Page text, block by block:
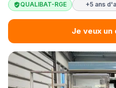
QUALIBAT-RGE +5 ans
Je veux